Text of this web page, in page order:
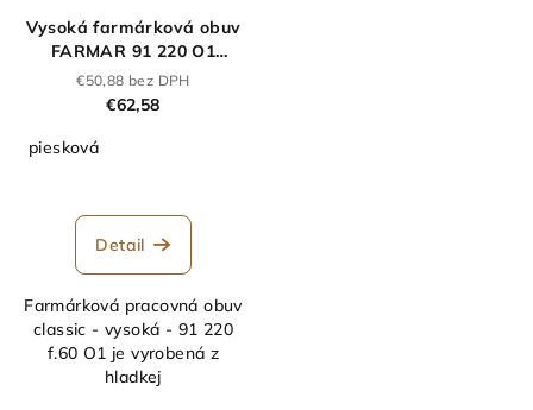
Vysoká farmárková obuv
FARMAR 91 220 O1
piesková
€50,88 bez DPH
€62,58
piesková
Detail
Farmárková pracovná obuv
classic - vysoká - 91 220
f.60 O1 je vyrobená z
hladkej